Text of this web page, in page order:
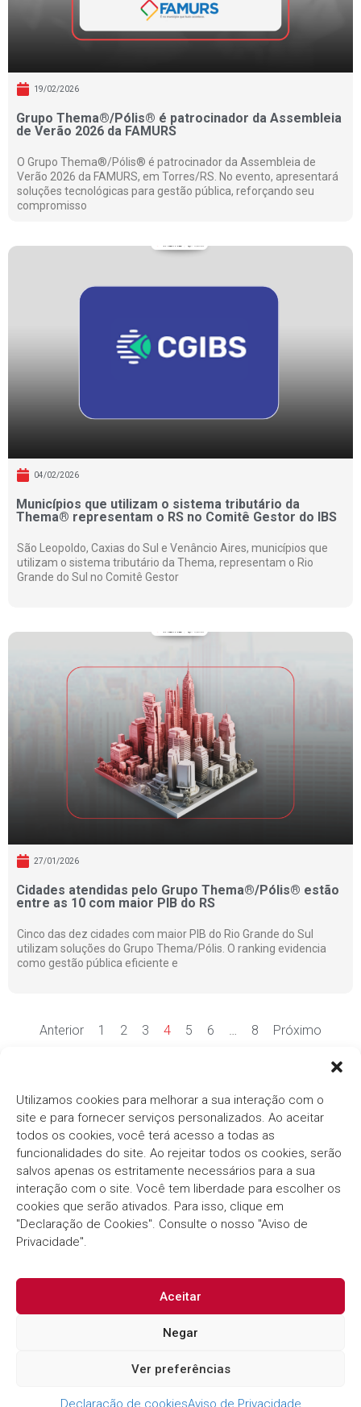
Utilizamos cookies para melhorar a sua interação com o
site e para fornecer serviços personalizados. Ao aceitar
todos os cookies, você terá acesso a todas as
funcionalidades do site. Ao rejeitar todos os cookies, serão
salvos apenas os estritamente necessários para a sua
interação com o site. Você tem liberdade para escolher os
cookies que serão ativados. Para isso, clique em
"Declaração de Cookies". Consulte o nosso "Aviso de
Privacidade".
Aceitar
Negar
Ver preferências
Declaração de cookiesAviso de Privacidade
19/02/2026
Grupo Thema®/Pólis® é patrocinador da Assembleia
de Verão 2026 da FAMURS
O Grupo Thema®/Pólis® é patrocinador da Assembleia de
Verão 2026 da FAMURS, em Torres/RS. No evento, apresentará
soluções tecnológicas para gestão pública, reforçando seu
compromisso
04/02/2026
Municípios que utilizam o sistema tributário da
Thema® representam o RS no Comitê Gestor do IBS
São Leopoldo, Caxias do Sul e Venâncio Aires, municípios que
utilizam o sistema tributário da Thema, representam o Rio
Grande do Sul no Comitê Gestor
27/01/2026
Cidades atendidas pelo Grupo Thema®/Pólis® estão
entre as 10 com maior PIB do RS
Cinco das dez cidades com maior PIB do Rio Grande do Sul
utilizam soluções do Grupo Thema/Pólis. O ranking evidencia
como gestão pública eficiente e
Anterior 1 2 3 4 5 6 … 8 Próximo
Há mais de três décadas, oGrupo Thema®/Pólis®
segue com o compromisso em fornecer soluções
inovadoras e eficientes para o Setor Público.